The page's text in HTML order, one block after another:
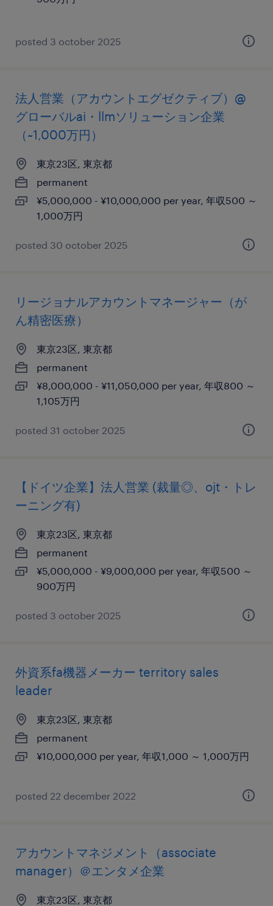
posted 3 october 2025
法人営業（アカウントエグゼクティブ）@
グローバルai・llmソリューション企業
（~1,000万円）
東京23区, 東京都
permanent
¥5,000,000 - ¥10,000,000 per year, 年収500 ～
1,000万円
posted 30 october 2025
リージョナルアカウントマネージャー（が
ん精密医療）
東京23区, 東京都
permanent
¥8,000,000 - ¥11,050,000 per year, 年収800 ～
1,105万円
posted 31 october 2025
【ドイツ企業】法人営業 (裁量◎、ojt・トレ
ーニング有)
東京23区, 東京都
permanent
¥5,000,000 - ¥9,000,000 per year, 年収500 ～
900万円
posted 3 october 2025
外資系fa機器メーカー territory sales
leader
東京23区, 東京都
permanent
¥10,000,000 per year, 年収1,000 ～ 1,000万円
posted 22 december 2022
アカウントマネジメント（associate
manager）＠エンタメ企業
東京23区, 東京都